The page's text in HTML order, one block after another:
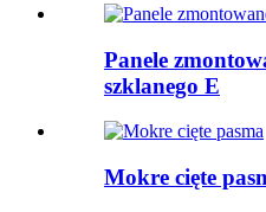
Panele
szklanego E
Mokre cięte